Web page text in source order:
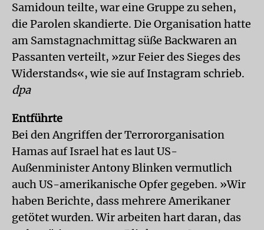
Samidoun teilte, war eine Gruppe zu sehen,
die Parolen skandierte. Die Organisation hatte
am Samstagnachmittag süße Backwaren an
Passanten verteilt, »zur Feier des Sieges des
Widerstands«, wie sie auf Instagram schrieb.
dpa
Entführte
Bei den Angriffen der Terrororganisation
Hamas auf Israel hat es laut US-
Außenminister Antony Blinken vermutlich
auch US-amerikanische Opfer gegeben. »Wir
haben Berichte, dass mehrere Amerikaner
getötet wurden. Wir arbeiten hart daran, das